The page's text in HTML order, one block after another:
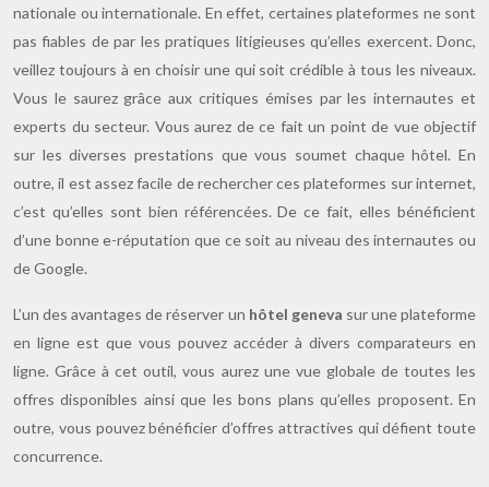
nationale ou internationale. En effet, certaines plateformes ne sont
pas fiables de par les pratiques litigieuses qu’elles exercent. Donc,
veillez toujours à en choisir une qui soit crédible à tous les niveaux.
Vous le saurez grâce aux critiques émises par les internautes et
experts du secteur. Vous aurez de ce fait un point de vue objectif
sur les diverses prestations que vous soumet chaque hôtel. En
outre, il est assez facile de rechercher ces plateformes sur internet,
c’est qu’elles sont bien référencées. De ce fait, elles bénéficient
d’une bonne e-réputation que ce soit au niveau des internautes ou
de Google.
L’un des avantages de réserver un hôtel geneva sur une plateforme
en ligne est que vous pouvez accéder à divers comparateurs en
ligne. Grâce à cet outil, vous aurez une vue globale de toutes les
offres disponibles ainsi que les bons plans qu’elles proposent. En
outre, vous pouvez bénéficier d’offres attractives qui défient toute
concurrence.